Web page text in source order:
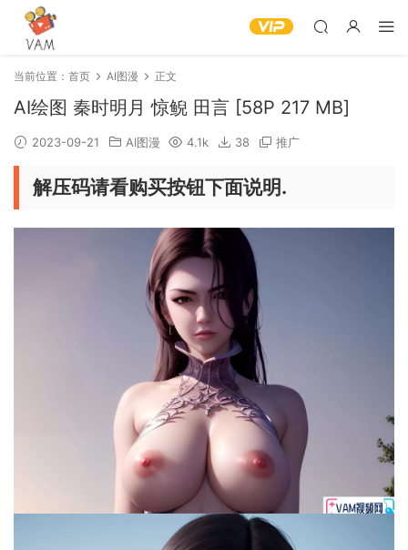
当前位置： 首页 AI图漫 正文
AI绘图 秦时明月 惊鲵 田言 [58P 217 MB]
2023-09-21 AI图漫 4.1k 38 推广
解压码请看购买按钮下面说明.